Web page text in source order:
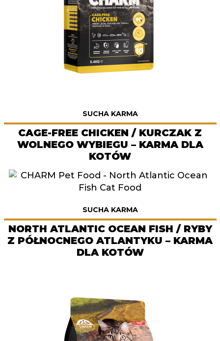
SUCHA KARMA
CAGE-FREE CHICKEN / KURCZAK Z
WOLNEGO WYBIEGU – KARMA DLA
KOTÓW
SUCHA KARMA
NORTH ATLANTIC OCEAN FISH / RYBY
Z PÓŁNOCNEGO ATLANTYKU – KARMA
DLA KOTÓW